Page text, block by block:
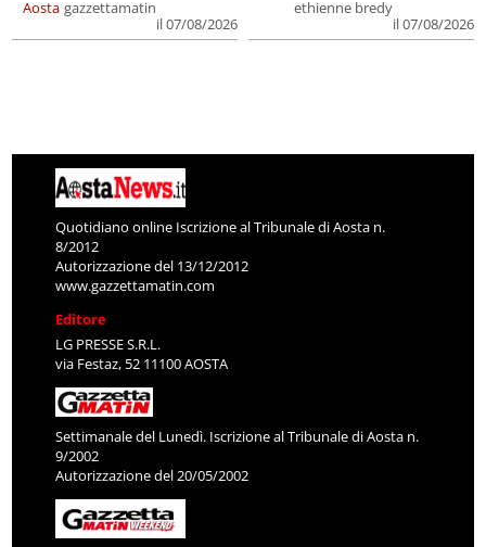
Aosta gazzettamatin
il 07/08/2026
ethienne bredy
il 07/08/2026
Quotidiano online Iscrizione al Tribunale di Aosta n.
8/2012
Autorizzazione del 13/12/2012
www.gazzettamatin.com
Editore
LG PRESSE S.R.L.
via Festaz, 52 11100 AOSTA
Settimanale del Lunedì. Iscrizione al Tribunale di Aosta n.
9/2002
Autorizzazione del 20/05/2002